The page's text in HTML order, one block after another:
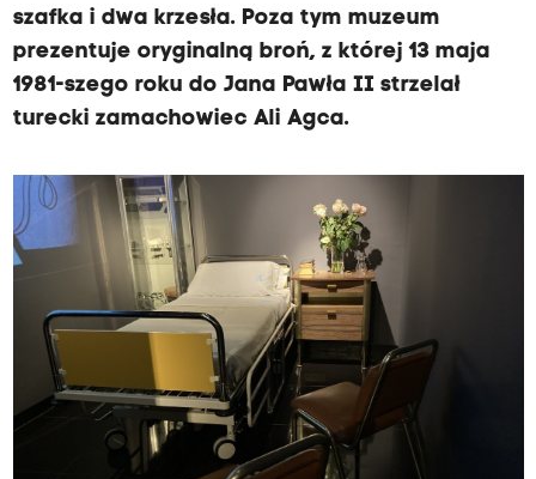
szafka i dwa krzesła. Poza tym muzeum
prezentuje oryginalną broń, z której 13 maja
1981-szego roku do Jana Pawła II strzelał
turecki zamachowiec Ali Agca.